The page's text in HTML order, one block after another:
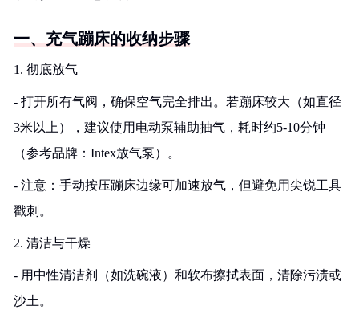
一、充气蹦床的收纳步骤
1. 彻底放气
- 打开所有气阀，确保空气完全排出。若蹦床较大（如直径
3米以上），建议使用电动泵辅助抽气，耗时约5-10分钟
（参考品牌：Intex放气泵）。
- 注意：手动按压蹦床边缘可加速放气，但避免用尖锐工具
戳刺。
2. 清洁与干燥
- 用中性清洁剂（如洗碗液）和软布擦拭表面，清除污渍或
沙土。